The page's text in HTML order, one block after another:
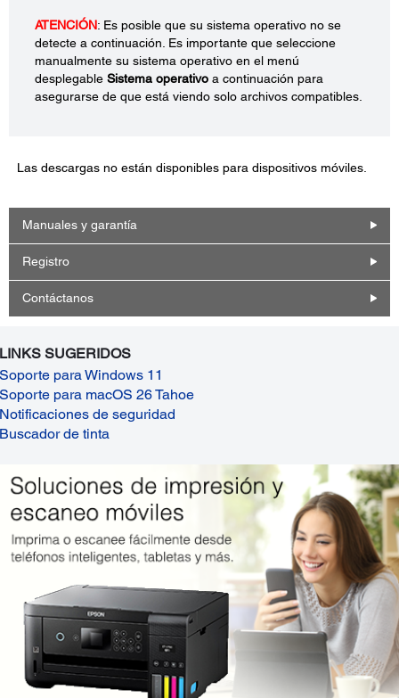
ATENCIÓN: Es posible que su sistema operativo no se
detecte a continuación. Es importante que seleccione
manualmente su sistema operativo en el menú
desplegable Sistema operativo a continuación para
asegurarse de que está viendo solo archivos compatibles.
Las descargas no están disponibles para dispositivos móviles.
Manuales y garantía
Registro
Contáctanos
LINKS SUGERIDOS
Soporte para Windows 11
Soporte para macOS 26 Tahoe
Notificaciones de seguridad
Buscador de tinta